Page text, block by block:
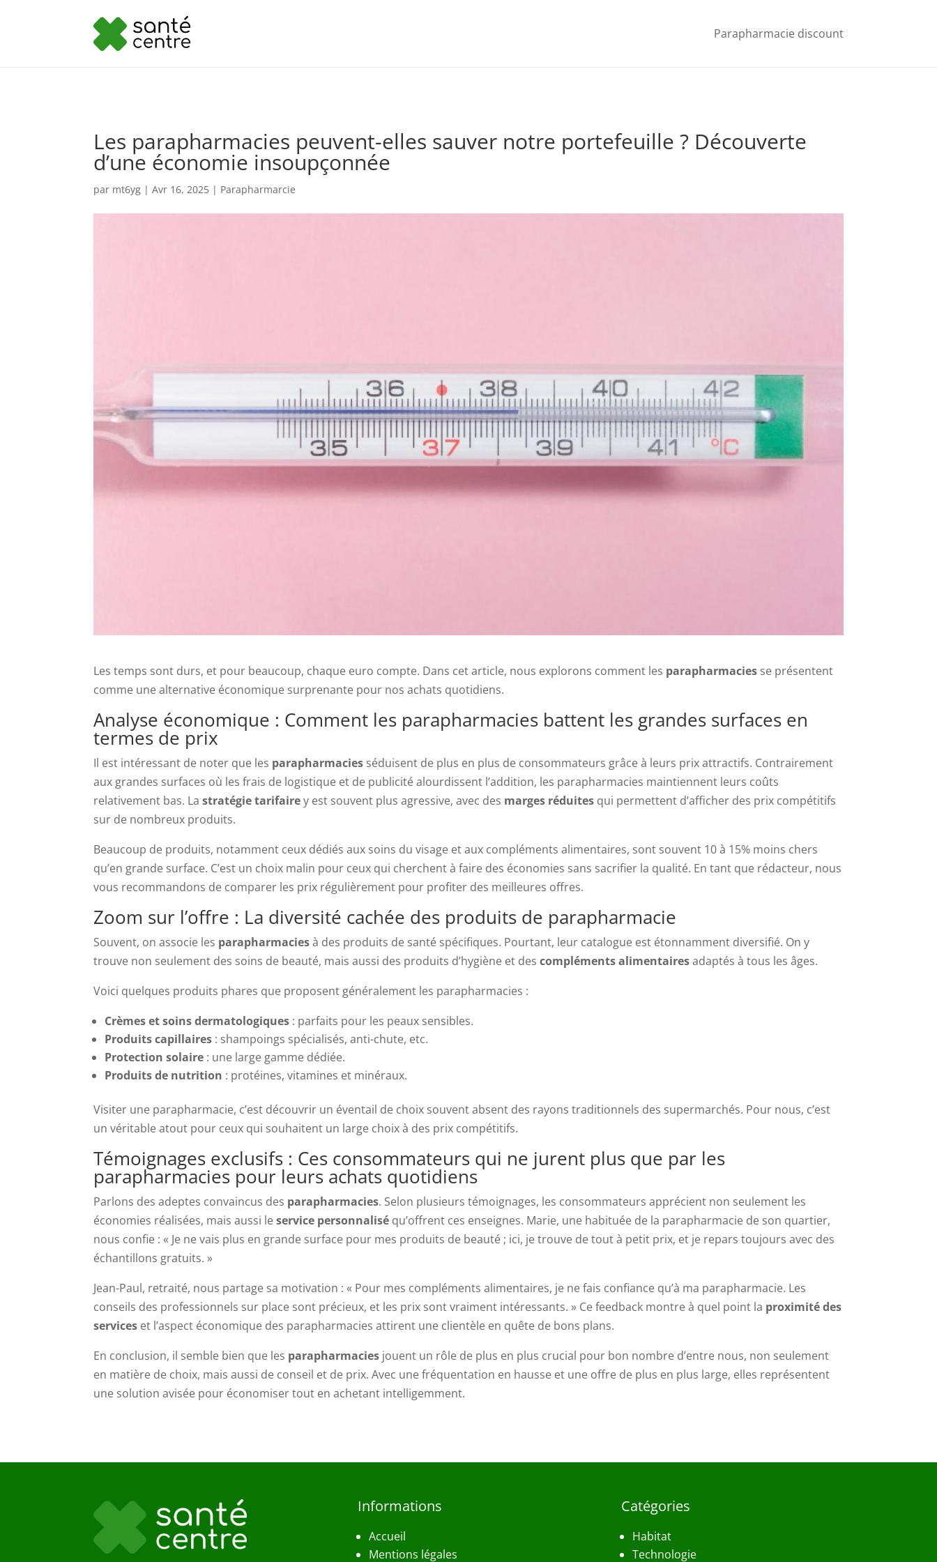
Parapharmacie discount
Les parapharmacies peuvent-elles sauver notre portefeuille ? Découverte
d’une économie insoupçonnée
par mt6yg |Avr 16, 2025 | Parapharmarcie
Les temps sont durs, et pour beaucoup, chaque euro compte. Dans cet article, nous explorons comment les parapharmacies se présentent
comme une alternative économique surprenante pour nos achats quotidiens.
Analyse économique : Comment les parapharmacies battent les grandes surfaces en
termes de prix
Il est intéressant de noter que les parapharmacies séduisent de plus en plus de consommateurs grâce à leurs prix attractifs. Contrairement
aux grandes surfaces où les frais de logistique et de publicité alourdissent l’addition, les parapharmacies maintiennent leurs coûts
relativement bas. Lastratégie tarifairey est souvent plus agressive, avec des marges réduites qui permettent d’afficher des prix compétitifs
sur de nombreux produits.
Beaucoup de produits, notamment ceux dédiés aux soins du visage et aux compléments alimentaires, sont souvent 10 à 15% moins chers
qu’en grande surface. C’est un choix malin pour ceux qui cherchent à faire des économies sans sacrifier la qualité. En tant que rédacteur, nous
vous recommandons de comparer les prix régulièrement pour profiter des meilleures offres.
Zoom sur l’offre : La diversité cachée des produits de parapharmacie
Souvent, on associe les parapharmaciesà des produits de santé spécifiques. Pourtant, leur catalogue est étonnamment diversifié. On y
trouve non seulement des soins de beauté, mais aussi des produits d’hygiène et descompléments alimentairesadaptés à tous les âges.
Voici quelques produits phares que proposent généralement les parapharmacies :
Crèmes et soins dermatologiques : parfaits pour les peaux sensibles.
Produits capillaires : shampoings spécialisés, anti-chute, etc.
Protection solaire : une large gamme dédiée.
Produits de nutrition : protéines, vitamines et minéraux.
Visiter une parapharmacie, c’est découvrir un éventail de choix souvent absent des rayons traditionnels des supermarchés. Pour nous, c’est
un véritable atout pour ceux qui souhaitent un large choix à des prix compétitifs.
Témoignages exclusifs : Ces consommateurs qui ne jurent plus que par les
parapharmacies pour leurs achats quotidiens
Parlons des adeptes convaincus des parapharmacies. Selon plusieurs témoignages, les consommateurs apprécient non seulement les
économies réalisées, mais aussi leservice personnalisé qu’offrent ces enseignes. Marie, une habituée de la parapharmacie de son quartier,
nous confie : « Je ne vais plus en grande surface pour mes produits de beauté ; ici, je trouve de tout à petit prix, et je repars toujours avec des
échantillons gratuits. »
Jean-Paul, retraité, nous partage sa motivation : « Pour mes compléments alimentaires, je ne fais confiance qu’à ma parapharmacie. Les
conseils des professionnels sur place sont précieux, et les prix sont vraiment intéressants. » Ce feedback montre à quel point la proximité des
services et l’aspect économique des parapharmacies attirent une clientèle en quête de bons plans.
En conclusion, il semble bien que les parapharmacies jouent un rôle de plus en plus crucial pour bon nombre d’entre nous, non seulement
en matière de choix, mais aussi de conseil et de prix. Avec une fréquentation en hausse et une offre de plus en plus large, elles représentent
une solution avisée pour économiser tout en achetant intelligemment.
Informations
Accueil
Mentions légales
Catégories
Habitat
Technologie